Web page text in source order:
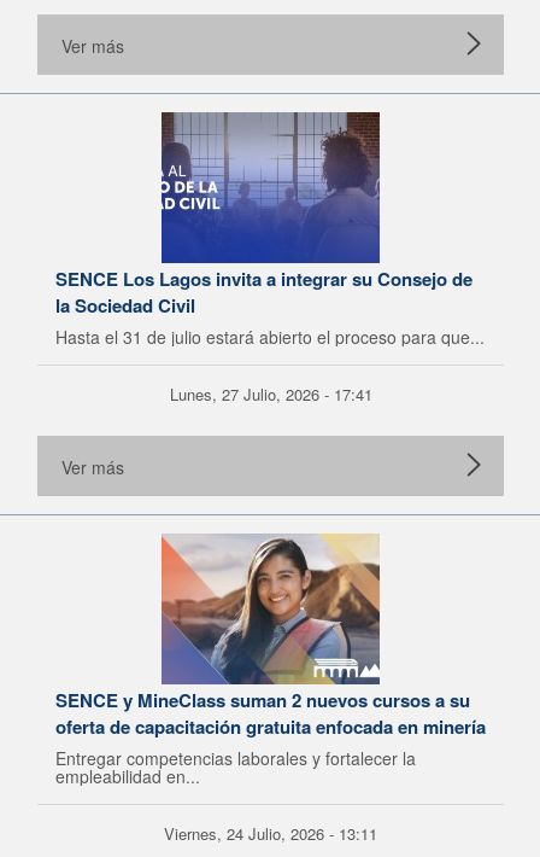
Ver más
SENCE Los Lagos invita a integrar su Consejo de
la Sociedad Civil
Hasta el 31 de julio estará abierto el proceso para que...
Lunes, 27 Julio, 2026 - 17:41
Ver más
SENCE y MineClass suman 2 nuevos cursos a su
oferta de capacitación gratuita enfocada en minería
Entregar competencias laborales y fortalecer la
empleabilidad en...
Viernes, 24 Julio, 2026 - 13:11